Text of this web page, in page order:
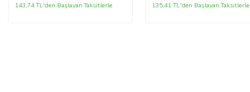
143,74 TL'den Başlayan Taksitlerle 135,41 TL'den Başlayan Taksitlerle